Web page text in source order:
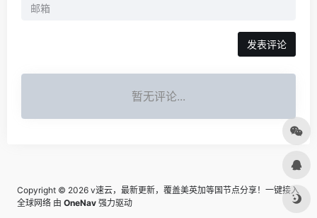
发表评论
暂无评论...
Copyright © 2026 v速云，最新更新，覆盖美英加等国节点分享！一键接入
全球网络 由 OneNav 强力驱动